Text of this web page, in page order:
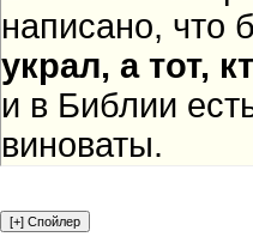
написано, что
украл, а тот,
и в Библии
виноваты.